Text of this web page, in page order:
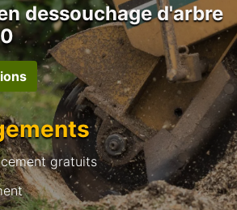
dessouchage d'arbre
gratuits